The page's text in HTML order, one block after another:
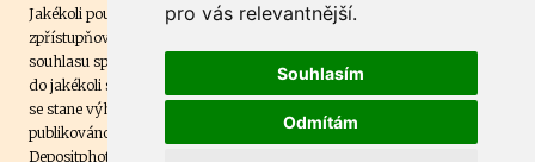
pro vás relevantnější.
Souhlasím
Odmítám
Jakékoli použití obsahu včetně převzetí, šíření či dalšího užití a
zpřístupňování textových či obrazových materiálů bez písemného
souhlasu společnosti Centa,a.s. je zakázáno. Čtenář svým přihlášením
do jakékoli soutěže na našem webu dává souhlas s tím, že v případě, že
se stane výhercem této soutěže, může být jeho jméno na webu
publikováno. Centa, a.s. využívala licenci ČTK a využívá fotografie z
Depositphotos